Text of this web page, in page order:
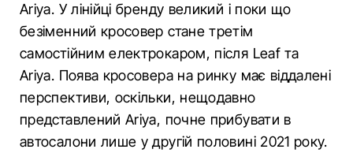
Ariya. У лінійці бренду великий і поки що
безіменний кросовер стане третім
самостійним електрокаром, після Leaf та
Ariya. Поява кросовера на ринку має віддалені
перспективи, оскільки, нещодавно
представлений Ariya, почне прибувати в
автосалони лише у другій половині 2021 року.